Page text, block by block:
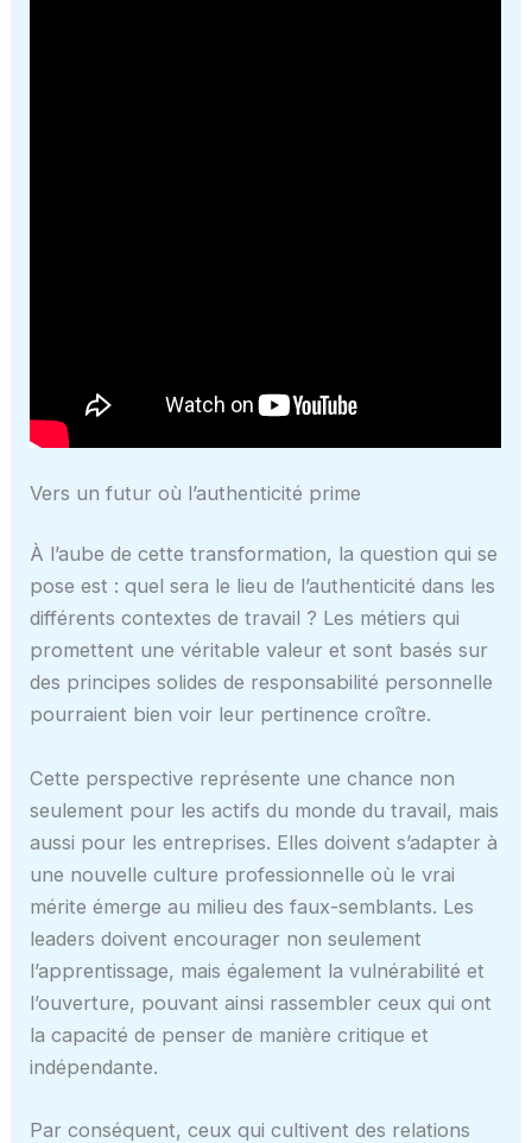
Vers un futur où l’authenticité prime
À l’aube de cette transformation, la question qui se
pose est : quel sera le lieu de l’authenticité dans les
différents contextes de travail ? Les métiers qui
promettent une véritable valeur et sont basés sur
des principes solides de responsabilité personnelle
pourraient bien voir leur pertinence croître.
Cette perspective représente une chance non
seulement pour les actifs du monde du travail, mais
aussi pour les entreprises. Elles doivent s’adapter à
une nouvelle culture professionnelle où le vrai
mérite émerge au milieu des faux-semblants. Les
leaders doivent encourager non seulement
l’apprentissage, mais également la vulnérabilité et
l’ouverture, pouvant ainsi rassembler ceux qui ont
la capacité de penser de manière critique et
indépendante.
Par conséquent, ceux qui cultivent des relations